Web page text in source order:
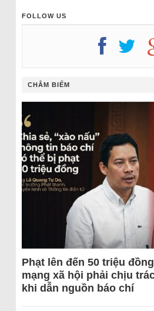
FOLLOW US
CHÂM BIẾM
Phạt lên đến 50 triệu
mạng xã hội phải chịu
khi dẫn nguồn báo chí